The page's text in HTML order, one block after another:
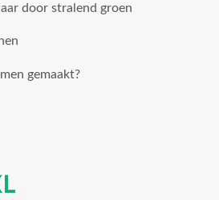
door stralend groen
gemaakt?